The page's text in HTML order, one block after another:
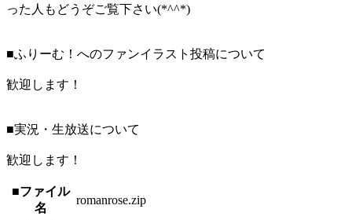
った人もどうぞご覧下さい(*^^*)
■ふりーむ！へのファンイラスト投稿について
歓迎します！
■実況・生放送について
歓迎します！
■ファイル
名
romanrose.zip